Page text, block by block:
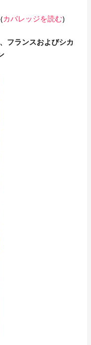
カバレッジを読む)
フランスおよびシカ